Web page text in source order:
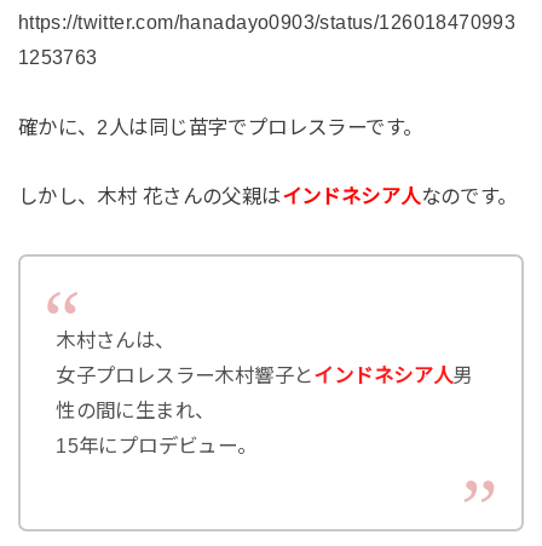
https://twitter.com/hanadayo0903/status/126018470993
1253763
確かに、2人は同じ苗字でプロレスラーです。
しかし、木村 花さんの父親はインドネシア人なのです。
木村さんは、
女子プロレスラー木村響子とインドネシア人男
性の間に生まれ、
15年にプロデビュー。